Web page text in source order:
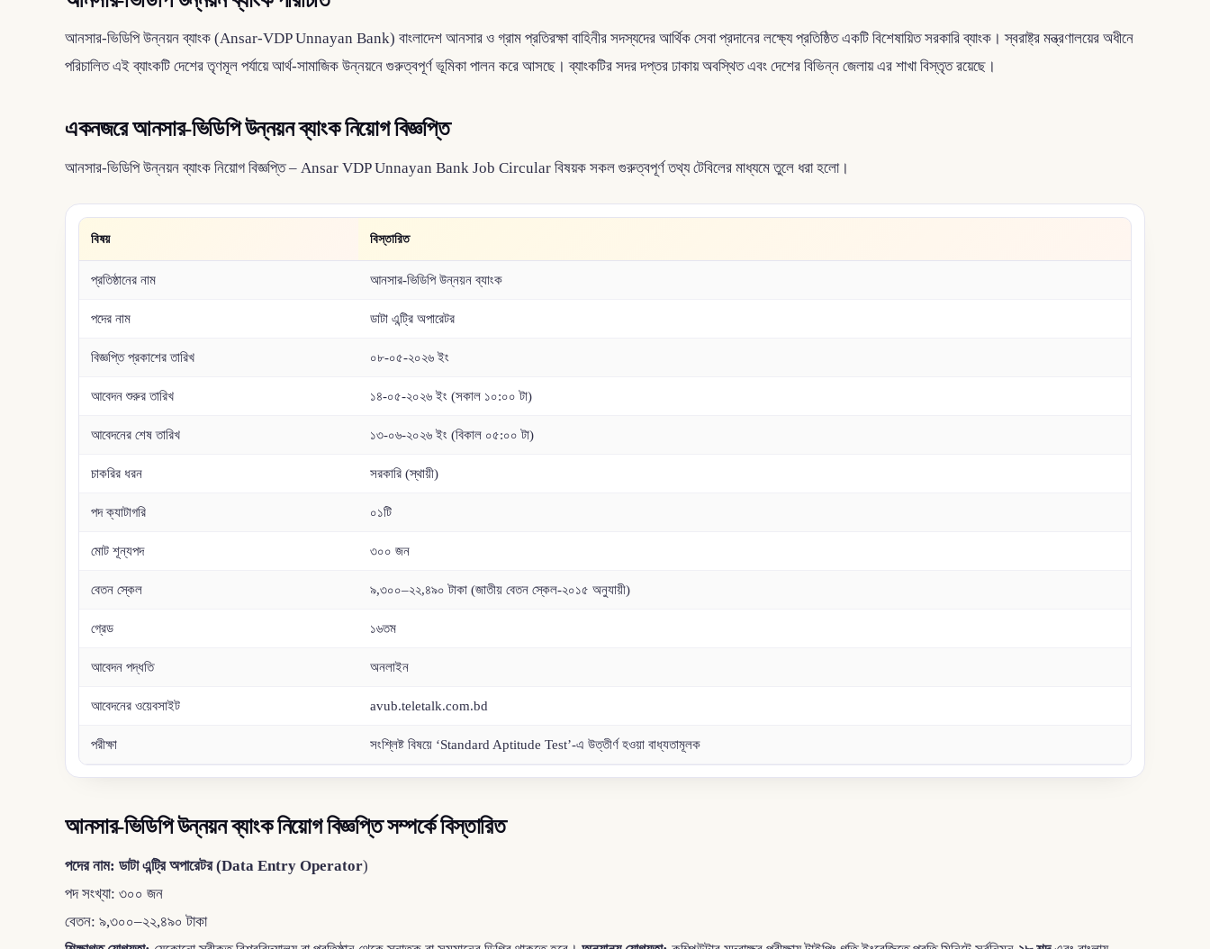
আনসার-ভিডিপি উন্নয়ন ব্যাংক (Ansar-VDP Unnayan Bank) বাংলাদেশ আনসার ও গ্রাম প্রতিরক্ষা বাহিনীর সদস্যদের আর্থিক সেবা প্রদানের লক্ষ্যে প্রতিষ্ঠিত একটি বিশেষায়িত সরকারি ব্যাংক। স্বরাষ্ট্র মন্ত্রণালয়ের অধীনে
পরিচালিত এই ব্যাংকটি দেশের তৃণমূল পর্যায়ে আর্থ-সামাজিক উন্নয়নে গুরুত্বপূর্ণ ভূমিকা পালন করে আসছে। ব্যাংকটির সদর দপ্তর ঢাকায় অবস্থিত এবং দেশের বিভিন্ন জেলায় এর শাখা বিস্তৃত রয়েছে।
একনজরে আনসার-ভিডিপি উন্নয়ন ব্যাংক নিয়োগ বিজ্ঞপ্তি
আনসার-ভিডিপি উন্নয়ন ব্যাংক নিয়োগ বিজ্ঞপ্তি – Ansar VDP Unnayan Bank Job Circular বিষয়ক সকল গুরুত্বপূর্ণ তথ্য টেবিলের মাধ্যমে তুলে ধরা হলো।
বিষয় বিস্তারিত
প্রতিষ্ঠানের নাম আনসার-ভিডিপি উন্নয়ন ব্যাংক
পদের নাম ডাটা এন্ট্রি অপারেটর
বিজ্ঞপ্তি প্রকাশের তারিখ ০৮-০৫-২০২৬ ইং
আবেদন শুরুর তারিখ ১৪-০৫-২০২৬ ইং (সকাল ১০:০০ টা)
আবেদনের শেষ তারিখ ১৩-০৬-২০২৬ ইং (বিকাল ০৫:০০ টা)
চাকরির ধরন সরকারি (স্থায়ী)
পদ ক্যাটাগরি ০১টি
মোট শূন্যপদ ৩০০ জন
বেতন স্কেল ৯,৩০০–২২,৪৯০ টাকা (জাতীয় বেতন স্কেল-২০১৫ অনুযায়ী)
গ্রেড ১৬তম
আবেদন পদ্ধতি অনলাইন
আবেদনের ওয়েবসাইট avub.teletalk.com.bd
পরীক্ষা সংশ্লিষ্ট বিষয়ে ‘Standard Aptitude Test’-এ উত্তীর্ণ হওয়া বাধ্যতামূলক
আনসার-ভিডিপি উন্নয়ন ব্যাংক নিয়োগ বিজ্ঞপ্তি সম্পর্কে বিস্তারিত
পদের নাম: ডাটা এন্ট্রি অপারেটর (Data Entry Operator)
পদ সংখ্যা: ৩০০ জন
বেতন: ৯,৩০০–২২,৪৯০ টাকা